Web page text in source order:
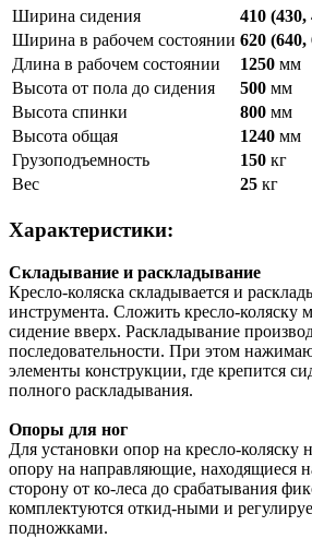
Ширина сидения 410 (430,
Ширина в рабочем состоянии 620 (640,
Длина в рабочем состоянии
1250 мм
Высота от пола до сидения
500 мм
Высота спинки
800 мм
Высота общая
1240 мм
Грузоподъемность
150 кг
Вес
25 кг
Характеристики:
Складывание и раскладывание
Кресло-коляска складывается и
инструмента. Сложить кресло-коляску
сидение вверх. Раскладывание
последовательности. При этом
элементы конструкции, где крепится
полного раскладывания.
Опоры для ног
Для установки опор на кресло-коляску
опору на направляющие, находящиеся
сторону от ко-леса до срабатывания
комплектуются откид-ными и
подножками.